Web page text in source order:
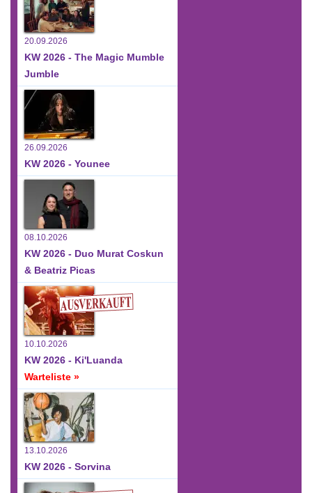
20.09.2026
KW 2026 - The Magic Mumble
Jumble
26.09.2026
KW 2026 - Younee
08.10.2026
KW 2026 - Duo Murat Coskun
& Beatriz Picas
10.10.2026
KW 2026 - Ki'Luanda
Warteliste »
13.10.2026
KW 2026 - Sorvina